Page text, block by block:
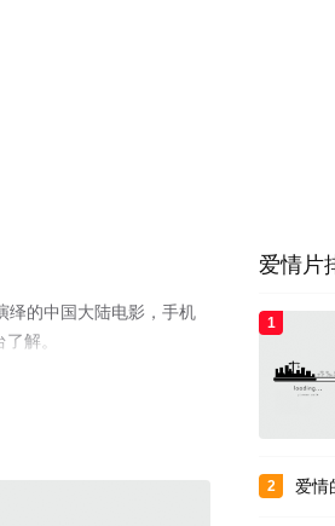
绎的中国大陆电影，手机
解。
爱情片
1
2 爱情